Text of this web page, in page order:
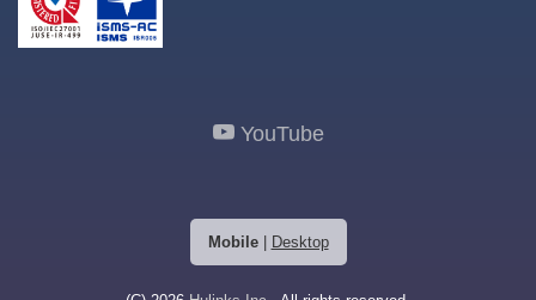
YouTube
Mobile| Desktop